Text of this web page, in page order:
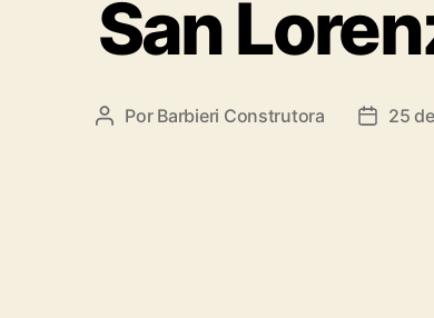
San
Por Barbieri Construtora 25